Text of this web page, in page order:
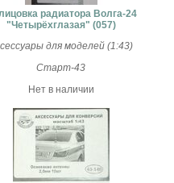
радиатора Волга-24
"Четырёхглазая" (057)
для моделей (1:43)
Старт-43
Нет в наличии